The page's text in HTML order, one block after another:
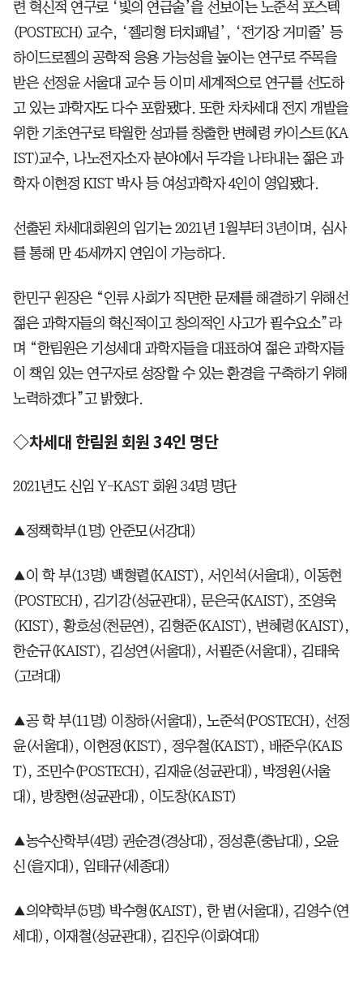
련 혁신적 연구로 ‘빛의 연금술’을 선보이는 노준석 포스텍
(POSTECH) 교수, ‘젤리형 터치패널’, ‘전기장 거미줄’ 등
하이드로젤의 공학적 응용 가능성을 높이는 연구로 주목을
받은 선정윤 서울대 교수 등 이미 세계적으로 연구를 선도하
고 있는 과학자도 다수 포함됐다. 또한 차차세대 전지 개발을
위한 기초연구로 탁월한 성과를 창출한 변혜령 카이스트(KA
IST)교수, 나노전자소자 분야에서 두각을 나타내는 젊은 과
학자 이현정 KIST 박사 등 여성과학자 4인이 영입됐다.
선출된 차세대회원의 임기는 2021년 1월부터 3년이며, 심사
를 통해 만 45세까지 연임이 가능하다.
한민구 원장은 “인류 사회가 직면한 문제를 해결하기 위해선
젊은 과학자들의 혁신적이고 창의적인 사고가 필수요소”라
며 “한림원은 기성세대 과학자들을 대표하여 젊은 과학자들
이 책임 있는 연구자로 성장할 수 있는 환경을 구축하기 위해
노력하겠다”고 밝혔다.
◇차세대 한림원 회원 34인 명단
2021년도 신임 Y-KAST 회원 34명 명단
▲정책학부(1명) 안준모(서강대)
▲이 학 부(13명) 백형렬(KAIST), 서인석(서울대), 이동현
(POSTECH), 김기강(성균관대), 문은국(KAIST), 조영욱
(KIST), 황호성(천문연), 김형준(KAIST), 변혜령(KAIST),
한순규(KAIST), 김성연(서울대), 서필준(서울대), 김태욱
(고려대)
▲공 학 부(11명) 이창하(서울대), 노준석(POSTECH), 선정
윤(서울대), 이현정(KIST), 정우철(KAIST), 배준우(KAIS
T), 조민수(POSTECH), 김재윤(성균관대), 박정원(서울
대), 방창현(성균관대), 이도창(KAIST)
▲농수산학부(4명) 권순경(경상대), 정성훈(충남대), 오윤
신(을지대), 임태규(세종대)
▲의약학부(5명) 박수형(KAIST), 한 범(서울대), 김영수(연
세대), 이재철(성균관대), 김진우(이화여대)